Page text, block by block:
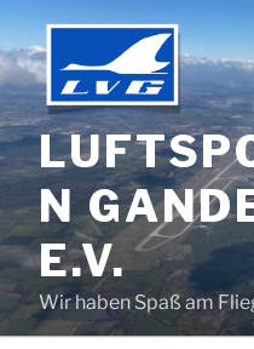
Inhalt
springen
N
E.V.
Wir haben Spaß am